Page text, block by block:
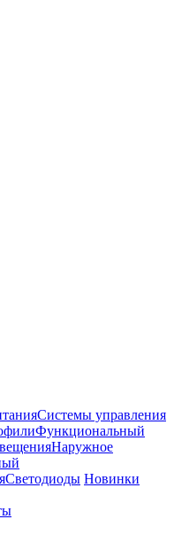
Системы управления
Функциональный
Наружное
Светодиоды Новинки